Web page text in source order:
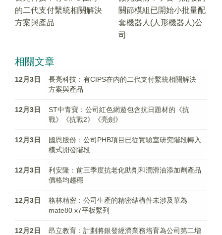
的二代支付繫統相關解決
方案與產品
關節模組已開始小批量配
套機器人(人形機器人)公
司
相關文章
12月3日
長亮科技：有CIPS在内的二代支付繫統相關解決
方案與產品
12月3日
ST中青寶：公司紅色網遊包含抗日題材的《抗
戰》《抗戰2》《亮劍》
12月3日
國恩股份：公司PHB項目已從實驗室研究階段轉入
模式開發階段
12月3日
利安隆：前三季度抗老化助劑和潤滑油添加劑產品
價格均趨穩
12月3日
格林精密：公司生產的精密結構件未涉及華為
mate80 x7平板繫列
12月2日
昂立教育：計劃將銀發經濟業務培育為公司第二增